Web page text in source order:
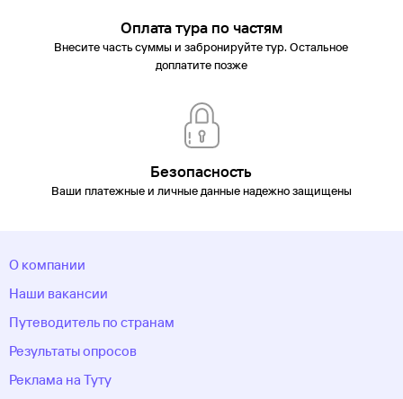
Оплата тура по частям
Внесите часть суммы и забронируйте тур. Остальное
доплатите позже
Безопасность
Ваши платежные и личные данные надежно защищены
О компании
Наши вакансии
Путеводитель по странам
Результаты опросов
Реклама на Туту